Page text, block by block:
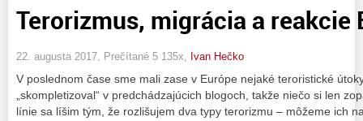
Terorizmus, migrácia a reakcie
22. augusta 2017, Prečítané 5 135x, Ivan Hečko
V poslednom čase sme mali zase v Európe nejaké teroristické
„skompletizoval“ v predchádzajúcich blogoch, takže niečo si len
línie sa líšim tým, že rozlišujem dva typy terorizmu – môžeme ich